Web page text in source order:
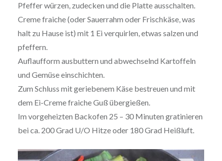
Pfeffer würzen, zudecken und die Platte ausschalten.
Creme fraiche (oder Sauerrahm oder Frischkäse, was
halt zu Hause ist) mit 1 Ei verquirlen, etwas salzen und
pfeffern.
Auflaufform ausbuttern und abwechselnd Kartoffeln
und Gemüse einschichten.
Zum Schluss mit geriebenem Käse bestreuen und mit
dem Ei-Creme fraiche Guß übergießen.
Im vorgeheizten Backofen 25 – 30 Minuten gratinieren
bei ca. 200 Grad U/O Hitze oder 180 Grad Heißluft.